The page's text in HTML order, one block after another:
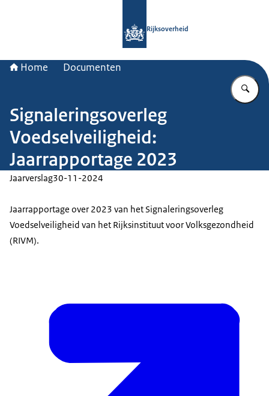
Rijksoverheid
Home Documenten
Signaleringsoverleg
Voedselveiligheid:
Jaarrapportage 2023
Jaarverslag30-11-2024
Jaarrapportage over 2023 van het Signaleringsoverleg
Voedselveiligheid van het Rijksinstituut voor Volksgezondheid
(RIVM).